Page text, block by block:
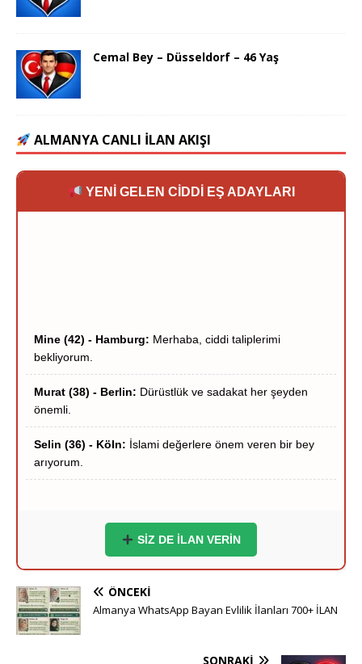
Cemal Bey – Düsseldorf – 46 Yaş
ALMANYA CANLI İLAN AKIŞI
YENİ GELEN CİDDİ EŞ ADAYLARI
Murat (38) - Berlin:
Selin (36) - Köln:
Hakan (40) - Münih:
Zeynep (39) - Frankfurt:Frankfurt içi ciddi tanışma
Ömer (37) - Dortmund:Hayırlı bir yuva kurmak
istiyorum.
Esra (35) - Essen:
Ciddi ve inançlı bir eş adayı
SİZ DE İLAN VERİN
ÖNCEKI
Almanya WhatsApp Bayan Evlilik İlanları 700+ İLAN
SONRAKI